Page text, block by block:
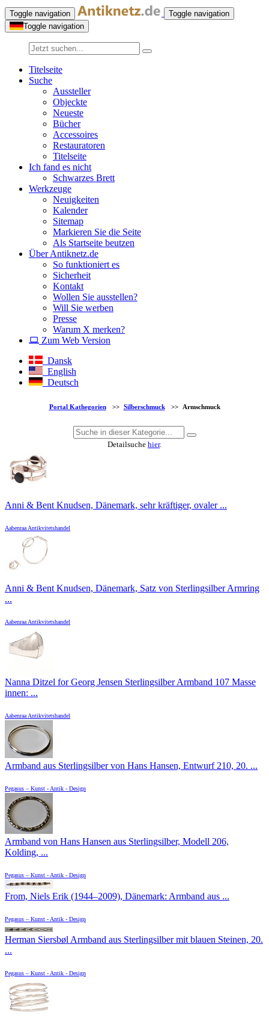
Toggle navigation
Toggle navigation
Toggle navigation
Titelseite
Suche
Aussteller
Objeckte
Neueste
Bücher
Accessoires
Restauratoren
Titelseite
Ich fand es nicht
Schwarzes Brett
Werkzeuge
Neuigkeiten
Kalender
Sitemap
Markieren Sie die Seite
Als Startseite beutzen
Über Antiknetz.de
So funktioniert es
Sicherheit
Kontakt
Wollen Sie ausstellen?
Will Sie werben
Presse
Warum X merken?
Zum Web Version
Dansk
English
Deutsch
Portal Kathegorien >> Silberschmuck >> Armschmuck
Detailsuche hier.
Anni & Bent Knudsen, Dänemark, sehr kräftiger, ovaler ...
Aabenraa Antikvitetshandel
Anni & Bent Knudsen, Dänemark, Satz von Sterlingsilber Armring
...
Aabenraa Antikvitetshandel
Nanna Ditzel for Georg Jensen Sterlingsilber Armband 107 Masse
innen: ...
Aabenraa Antikvitetshandel
Armband aus Sterlingsilber von Hans Hansen, Entwurf 210, 20. ...
Pegasus – Kunst - Antik - Design
Armband von Hans Hansen aus Sterlingsilber, Modell 206,
Kolding, ...
Pegasus – Kunst - Antik - Design
From, Niels Erik (1944–2009), Dänemark: Armband aus ...
Pegasus – Kunst - Antik - Design
Herman Siersbøl Armband aus Sterlingsilber mit blauen Steinen, 20.
...
Pegasus – Kunst - Antik - Design